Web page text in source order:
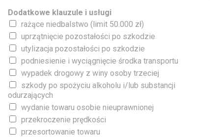
Dodatkowe klauzule i usługi
rażące niedbalstwo (limit 50.000 zł)
uprzątnięcie pozostałości po szkodzie
utylizacja pozostałości po szkodzie
podniesienie i wyciągnięcie środka transportu
wypadek drogowy z winy osoby trzeciej
szkody po spożyciu alkoholu i/lub substancji
odurzających
wydanie towaru osobie nieuprawnionej
przekroczenie prędkości
przesortowanie towaru